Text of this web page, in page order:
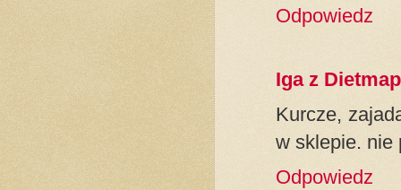
Odpowiedz
Iga z
Kurcze,
w sklepie. nie
Odpowiedz